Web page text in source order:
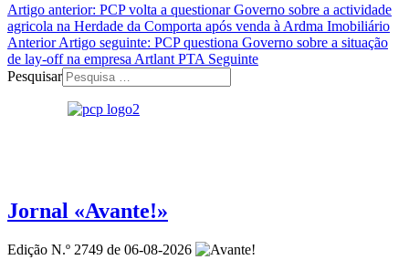
Artigo anterior: PCP volta a questionar Governo sobre a actividade
agricola na Herdade da Comporta após venda à Ardma Imobiliário
Anterior Artigo seguinte: PCP questiona Governo sobre a situação
de lay-off na empresa Artlant PTA Seguinte
Pesquisar
Jornal «Avante!»
Edição N.º 2749 de 06-08-2026